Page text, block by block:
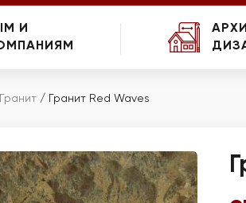
И
Гранит / Гранит Red Waves